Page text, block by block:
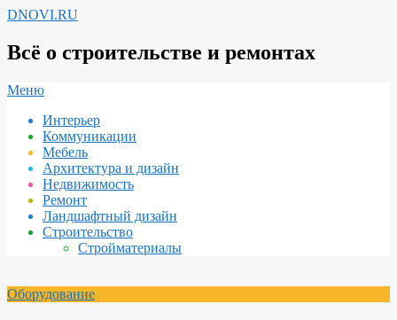
Перейти
содержимому
DNOVI.RU
Всё о строительстве и ремонтах
Вторичное
навигации
Меню
Интерьер
Коммуникации
Мебель
Архитектура и дизайн
Недвижимость
Ремонт
Ландшафтный дизайн
Строительство
Стройматериалы
Оборудование